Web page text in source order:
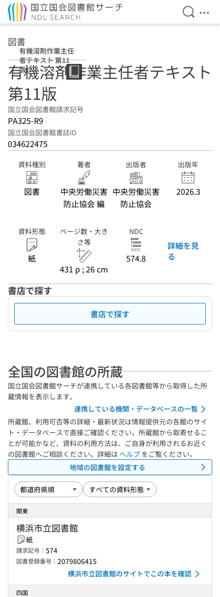
検索を
メ
図書
有機溶剤作業主任
者テキスト 第11
版
有機溶剤作業主任者テキスト
第11版
国立国会図書館請求記号
PA325-R9
国立国会図書館書誌ID
034622475
資料種別
図書
著者
中央労働災害
防止協会 編
出版者
中央労働災害
防止協会
出版年
2026.3
資料形態
紙
ページ数・大き
さ等
431 p ; 26 cm
NDC
574.8
詳細を見
る
書店で探す
書店で探す
全国の図書館の所蔵
国立国会図書館サーチが連携している各図書館等から取得した所
蔵情報を表示します。
連携している機関・データベースの一覧
所蔵館、利用可否等の詳細・最新状況は情報提供元の各館のサイ
ト・データベースで直接ご確認ください。所蔵館から取寄せるこ
とが可能かなど、資料の利用方法は、ご自身が利用されるお近く
の図書館へご相談ください。詳細は ヘルプ をご覧ください。
地域の図書館を設定する
関東
横浜市立図書館
紙
請求記号： 574
図書登録番号： 2079806415
横浜市立図書館のサイトでこの本を確認
四国